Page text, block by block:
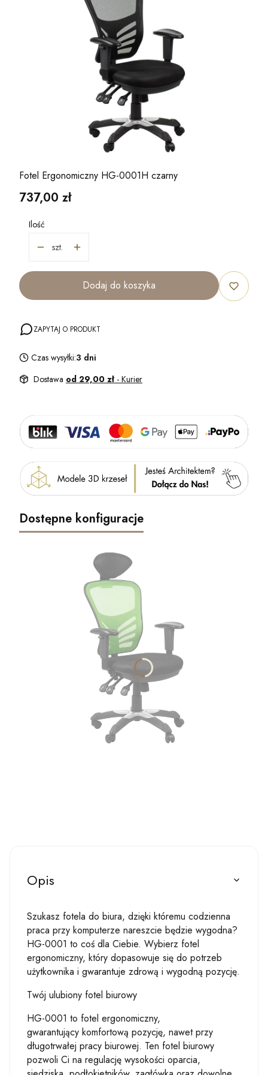
Fotel Ergonomiczny HG-0001H czarny
Cena
737,00 zł
Ilość
szt.
Dodaj do koszyka
ZAPYTAJ O PRODUKT
Czas wysyłki:3 dni
Dostawa od 29,00 zł - Kurier
Dostępne konfiguracje
Opis
Szukasz fotela do biura, dzięki któremu codzienna
praca przy komputerze nareszcie będzie wygodna?
HG-0001 to coś dla Ciebie. Wybierz fotel
ergonomiczny, który dopasowuje się do potrzeb
użytkownika i gwarantuje zdrową i wygodną pozycję.
Twój ulubiony fotel biurowy
HG-0001 to fotel ergonomiczny,
gwarantujący komfortową pozycję, nawet przy
długotrwałej pracy biurowej. Ten fotel biurowy
pozwoli Ci na regulację wysokości oparcia,